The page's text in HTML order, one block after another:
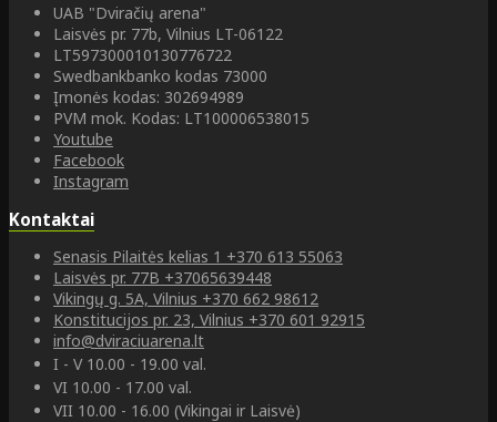
UAB "Dviračių arena"
Laisvės pr. 77b, Vilnius LT-06122
LT597300010130776722
Swedbankbanko kodas 73000
Įmonės kodas: 302694989
PVM mok. Kodas: LT100006538015
Youtube
Facebook
Instagram
Kontaktai
Senasis Pilaitės kelias 1 +370 613 55063
Laisvės pr. 77B +37065639448
Vikingų g. 5A, Vilnius +370 662 98612
Konstitucijos pr. 23, Vilnius +370 601 92915
info@dviraciuarena.lt
I - V 10.00 - 19.00 val.
VI 10.00 - 17.00 val.
VII 10.00 - 16.00 (Vikingai ir Laisvė)